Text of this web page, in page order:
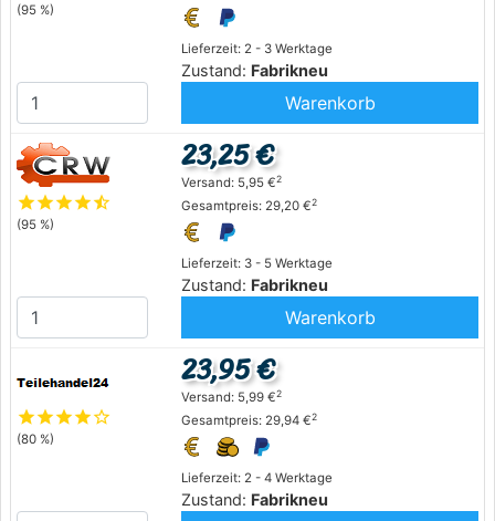
(95 %)
Lieferzeit: 2 - 3 Werktage
Zustand: Fabrikneu
Warenkorb
starstarstarstarstar_half
(95 %)
Lieferzeit: 3 - 5 Werktage
Zustand: Fabrikneu
23,25 €
Versand: 5,95 €2
Gesamtpreis: 29,20 €2
Warenkorb
starstarstarstarstar_outline
(80 %)
Lieferzeit: 2 - 4 Werktage
Zustand: Fabrikneu
23,95 €
Versand: 5,99 €2
Gesamtpreis: 29,94 €2